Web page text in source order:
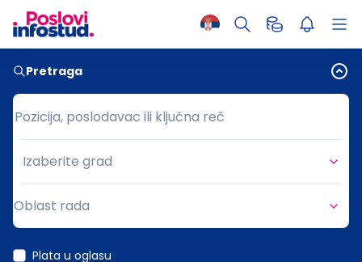
Pretraga
Pozicija, poslodavac ili ključna reč
Pozicija, poslodavac ili ključna reč
Grad
Izaberite grad
Oblast rada
Plata u oglasu